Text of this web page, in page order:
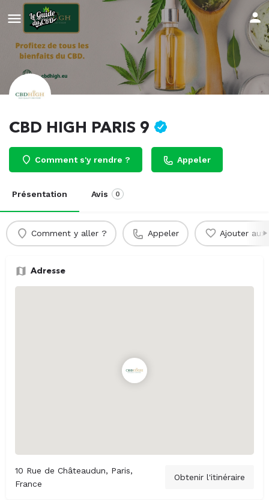
CBD HIGH PARIS 9
Comment s'y rendre ? Appeler
Présentation Avis 0
Comment y aller ? Appeler Ajouter aux
Adresse
10 Rue de Châteaudun, Paris,
France
Obtenir l'itinéraire